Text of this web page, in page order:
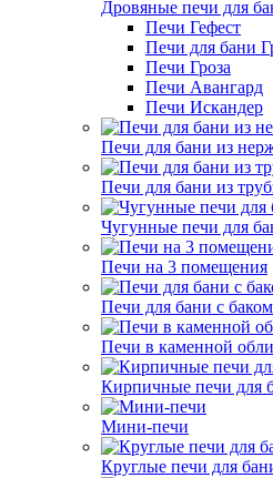
Дровяные печи для
Печи Гефест
Печи для бани
Печи Гроза
Печи Авангард
Печи Искандер
Печи для бани из
Печи для бани из
Чугунные печи для
Печи на 3 помещения
Печи для бани с
Печи в каменной
Кирпичные печи для
Мини-печи
Круглые печи для